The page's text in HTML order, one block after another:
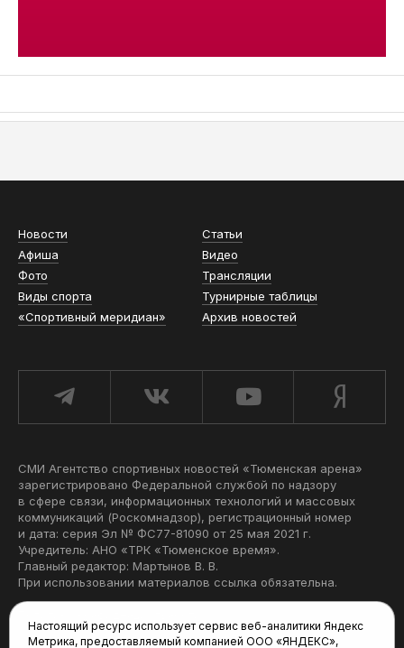
Новости
Статьи
Афиша
Видео
Фото
Трансляции
Виды спорта
Турнирные таблицы
«Спортивный меридиан»
Архив новостей
СМИ Агентство спортивных новостей «Тюменская арена»
зарегистрировано Федеральной службой по надзору
в сфере связи, информационных технологий и массовых
коммуникаций (Роскомнадзор), регистрационный номер
и дата: серия Эл № ФС77-81090 от 25 мая 2021 г.
Учредитель: АНО «ТРК «Тюменское время».
Главный редактор: Мартынов В. В.
При использовании материалов ссылка обязательна.
Настоящий ресурс использует сервис веб-аналитики Яндекс
Метрика, предоставляемый компанией ООО «ЯНДЕКС»,